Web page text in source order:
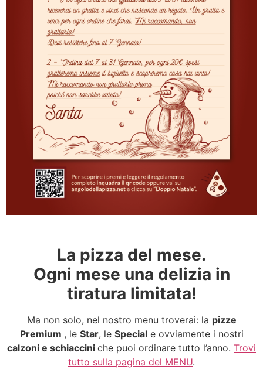
La pizza del mese.
Ogni mese una delizia in
tiratura limitata!
Ma non solo, nel nostro menu troverai: la pizze
Premium , le Star, le Speciale ovviamente i nostri
calzoni e schiaccini che puoi ordinare tutto l’anno. Trovi
tutto sulla pagina del MENU.